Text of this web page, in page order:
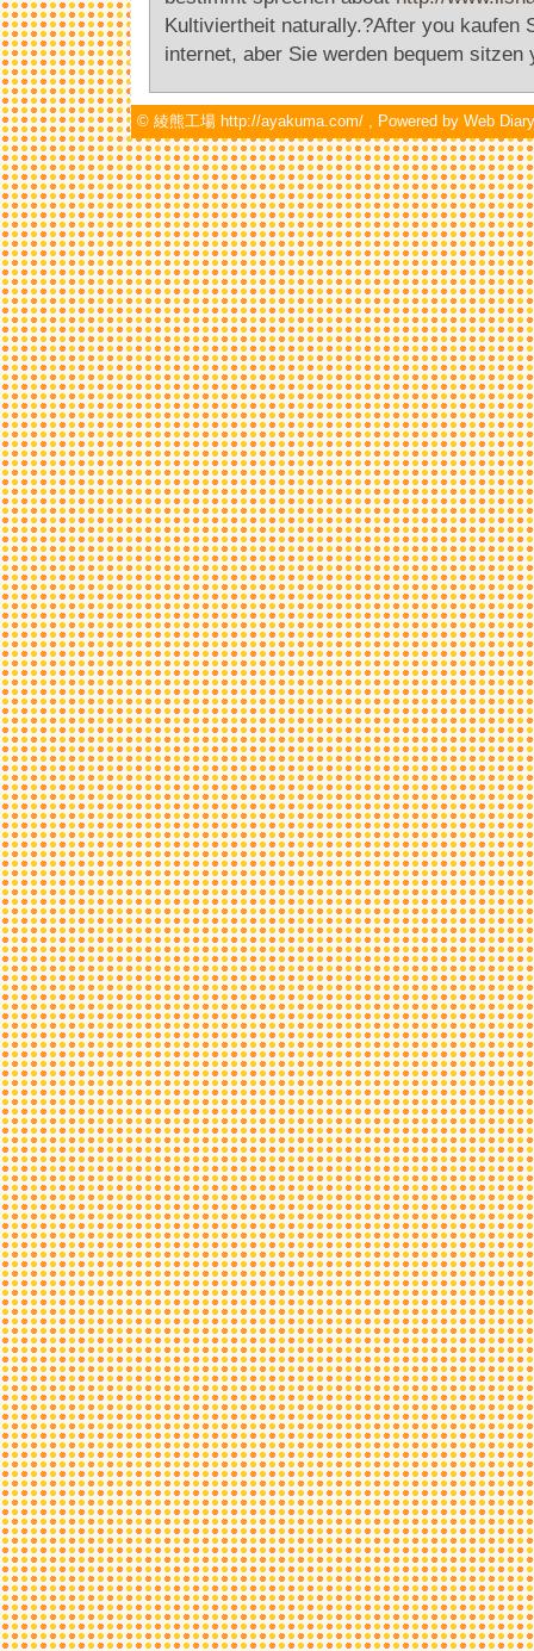
Kultiviertheit naturally.?After you kaufen
internet, aber Sie werden bequem sitzen
© 綾熊工場 http://ayakuma.com/ , Powered by Web